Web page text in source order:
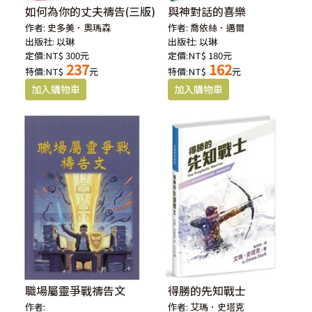
如何為你的丈夫禱告(三版)
作者: 史多美．奧瑪森
出版社:以琳
定價:NT$ 300元
特價:NT$ 237元
與神對話的喜樂
作者:喬依絲．邁爾
出版社:以琳
定價:NT$ 180元
特價:NT$ 162元
職場屬靈爭戰禱告文
作者:
得勝的先知戰士
作者: 艾瑪．史塔克